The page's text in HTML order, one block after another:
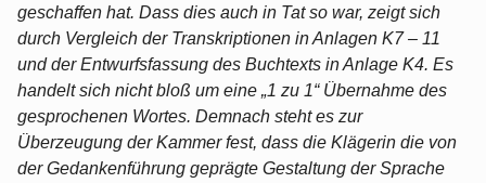
geschaffen hat. Dass dies auch in Tat so war, zeigt sich
durch Vergleich der Transkriptionen in Anlagen K7 – 11
und der Entwurfsfassung des Buchtexts in Anlage K4. Es
handelt sich nicht bloß um eine „1 zu 1“ Übernahme des
gesprochenen Wortes. Demnach steht es zur
Überzeugung der Kammer fest, dass die Klägerin die von
der Gedankenführung geprägte Gestaltung der Sprache